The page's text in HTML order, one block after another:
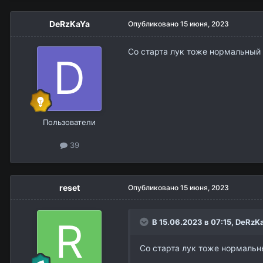
DeRzKaYa
Пользователи
39
Опубликовано 15 июня, 2023
Со старта лук тоже
reset Опубликовано 15 июня, 2023
В 15.06.2023 в 07:15,
Со старта лук тоже